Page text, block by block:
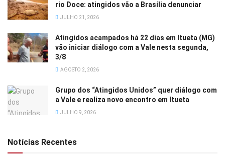
rio Doce: atingidos vão a Brasília denunciar
JULHO 21, 2026
Atingidos acampados há 22 dias em Itueta (MG)
vão iniciar diálogo com a Vale nesta segunda,
3/8
AGOSTO 2, 2026
Grupo dos “Atingidos Unidos” quer diálogo com
a Vale e realiza novo encontro em Itueta
JULHO 9, 2026
Notícias Recentes